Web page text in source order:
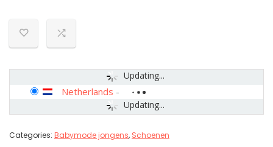
Updating...
Updating...
Netherlands -
Categories: Babymode jongens, Schoenen